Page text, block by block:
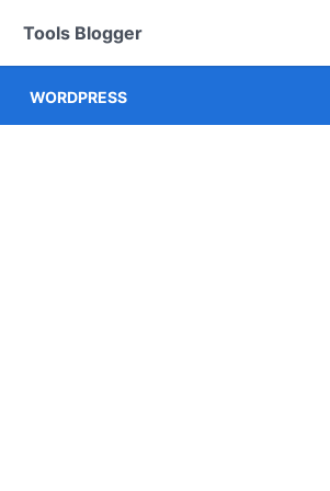
Tools Blogger
WORDPRESS